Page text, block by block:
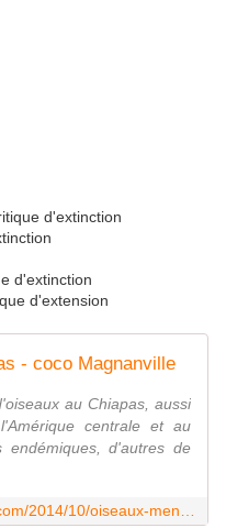
d'extinction
d'extinction
d'extension
- coco Magnanville
au Chiapas, aussi
centrale et au
endémiques, d'autres de